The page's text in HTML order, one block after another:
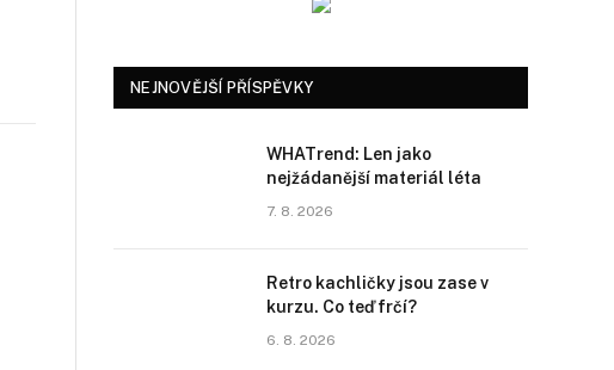
NEJNOVĚJŠÍ PŘÍSPĚVKY
WHATrend: Len jako
nejžádanější materiál léta
7. 8. 2026
Retro kachličky jsou zase v
kurzu. Co teď frčí?
6. 8. 2026